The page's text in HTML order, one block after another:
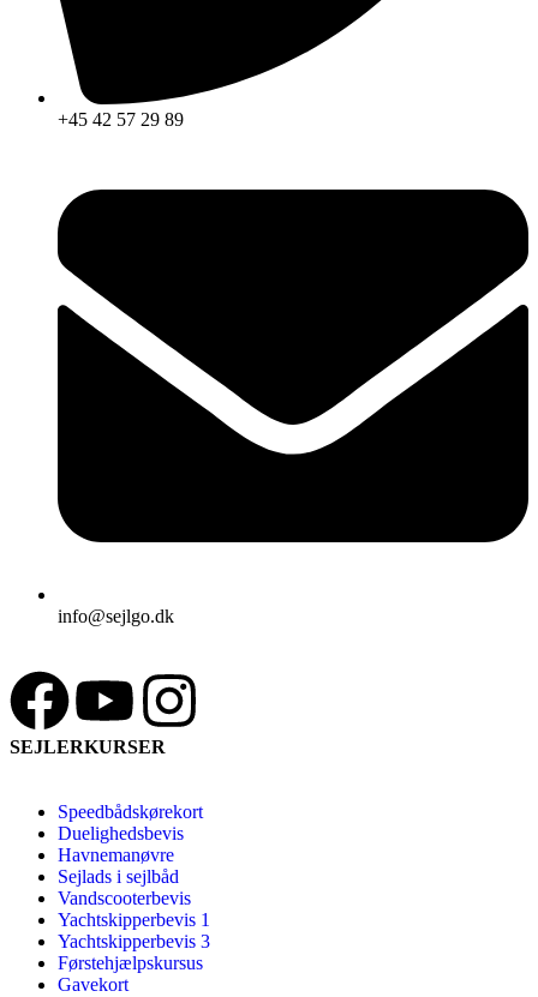
+45 42 57 29 89
info@sejlgo.dk
SEJLERKURSER
Speedbådskørekort
Duelighedsbevis
Havnemanøvre
Sejlads i sejlbåd
Vandscooterbevis
Yachtskipperbevis 1
Yachtskipperbevis 3
Førstehjælpskursus
Gavekort